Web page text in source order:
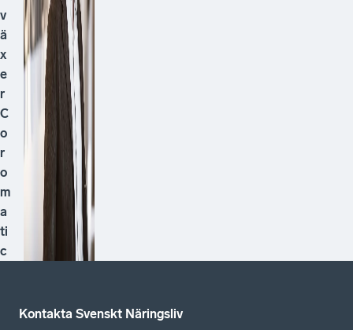
v
ä
x
e
r
C
o
r
o
m
a
ti
c
Kontakta Svenskt Näringsliv